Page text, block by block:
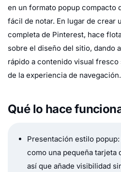
en un formato popup compacto
fácil de notar. En lugar de crear
completa de Pinterest, hace
sobre el diseño del sitio, dando
rápido a contenido visual
de la experiencia de navegación.
Qué lo hace
Presentación estilo
como una pequeña tarjeta
así que añade visibilidad